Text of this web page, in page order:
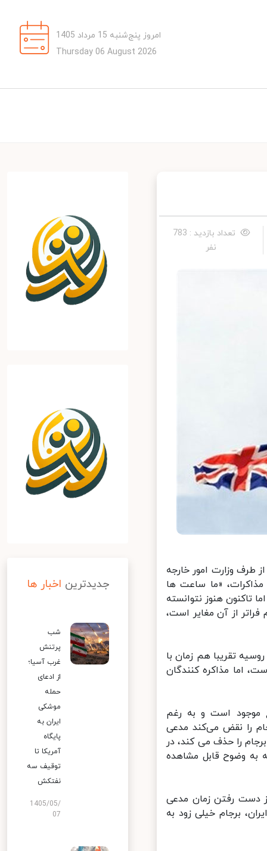
امروز پنج‌شنبه 15 مرداد 1405
Thursday 06 August 2026
تعداد بازدید : 783
نفر
وزارت امور خارجه
«ما ساعت ها
هنوز نتوانسته
از آن مغایر است،
تقریبا هم زمان با
اما مذاکره کنندگان
موجود است و به رغم
درباره برجام را نقض می‌کند مدعی
را حذف می کند، در
به وضوح قابل مشاهده
دست رفتن زمان مدعی
برجام خیلی زود به
جدیدترین اخبار ها
شب
پرتنش
غرب آسیا؛
از ادعای
حمله
موشکی
ایران به
پایگاه
آمریکا تا
توقیف سه
نفتکش
1405/05/
07